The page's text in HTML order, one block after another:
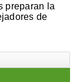
preparan la
de